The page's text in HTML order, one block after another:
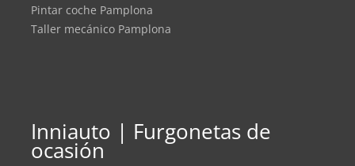
Pintar coche Pamplona
Taller mecánico Pamplona
Inniauto | Furgonetas de
ocasión